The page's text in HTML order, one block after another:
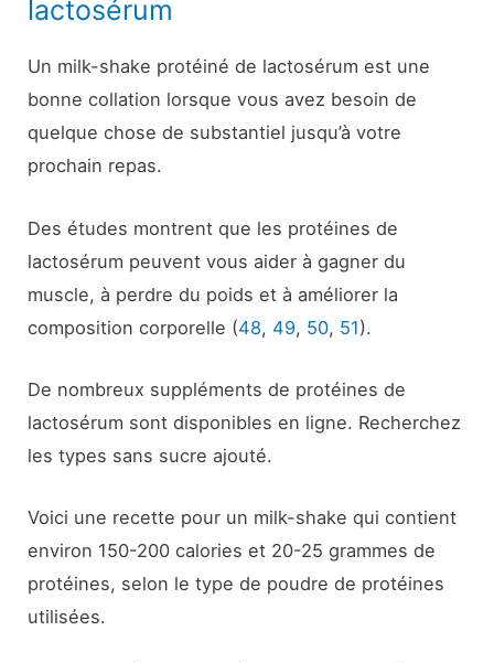
lactosérum
Un milk-shake protéiné de lactosérum est une
bonne collation lorsque vous avez besoin de
quelque chose de substantiel jusqu’à votre
prochain repas.
Des études montrent que les protéines de
lactosérum peuvent vous aider à gagner du
muscle, à perdre du poids et à améliorer la
composition corporelle (48, 49, 50, 51).
De nombreux suppléments de protéines de
lactosérum sont disponibles en ligne. Recherchez
les types sans sucre ajouté.
Voici une recette pour un milk-shake qui contient
environ 150-200 calories et 20-25 grammes de
protéines, selon le type de poudre de protéines
utilisées.